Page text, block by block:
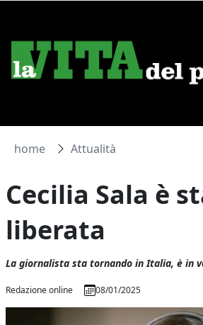
home Attualità
Cecilia Sala è
liberata
La giornalista sta tornando in Italia, è in
Redazione online 08/01/2025